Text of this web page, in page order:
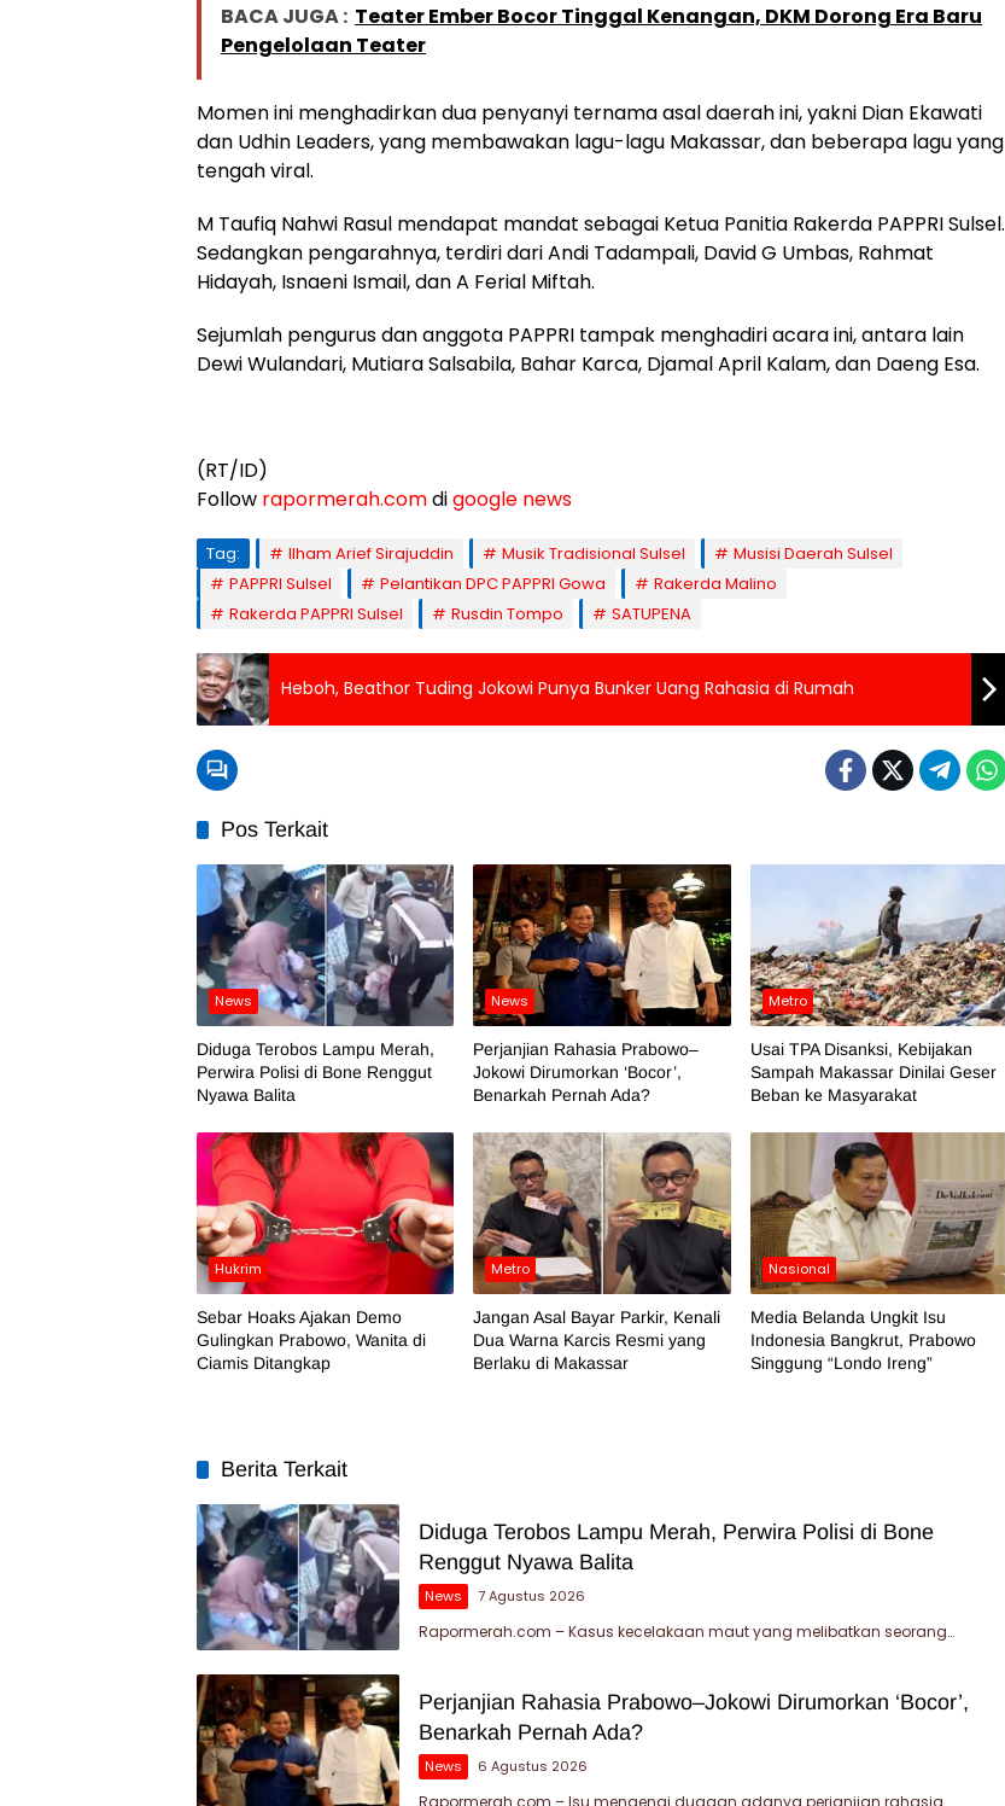
BACA JUGA : Teater Ember Bocor Tinggal Kenangan, DKM Dorong Era Baru
Pengelolaan Teater
Momen ini menghadirkan dua penyanyi ternama asal daerah ini, yakni Dian Ekawati
dan Udhin Leaders, yang membawakan lagu-lagu Makassar, dan beberapa lagu yang
tengah viral.
M Taufiq Nahwi Rasul mendapat mandat sebagai Ketua Panitia Rakerda PAPPRI Sulsel.
Sedangkan pengarahnya, terdiri dari Andi Tadampali, David G Umbas, Rahmat
Hidayah, Isnaeni Ismail, dan A Ferial Miftah.
Sejumlah pengurus dan anggota PAPPRI tampak menghadiri acara ini, antara lain
Dewi Wulandari, Mutiara Salsabila, Bahar Karca, Djamal April Kalam, dan Daeng Esa.
(RT/ID)
Follow rapormerah.comdigoogle news
Tag: Ilham Arief Sirajuddin Musik Tradisional Sulsel
Musisi Daerah Sulsel
PAPPRI Sulsel
Pelantikan DPC PAPPRI Gowa
Rakerda Malino
Rakerda PAPPRI Sulsel
Rusdin Tompo SATUPENA
Heboh, Beathor Tuding Jokowi Punya Bunker Uang Rahasia di Rumah
Pos Terkait
News
Diduga Terobos Lampu Merah,
Perwira Polisi di Bone Renggut
Nyawa Balita
News
Perjanjian Rahasia Prabowo–
Jokowi Dirumorkan ‘Bocor’,
Benarkah Pernah Ada?
Metro
Usai TPA Disanksi, Kebijakan
Sampah Makassar Dinilai Geser
Beban ke Masyarakat
Hukrim
Sebar Hoaks Ajakan Demo
Gulingkan Prabowo, Wanita di
Ciamis Ditangkap
Metro
Jangan Asal Bayar Parkir, Kenali
Dua Warna Karcis Resmi yang
Berlaku di Makassar
Nasional
Media Belanda Ungkit Isu
Indonesia Bangkrut, Prabowo
Singgung “Londo Ireng”
Berita Terkait
Diduga Terobos Lampu Merah, Perwira Polisi di Bone
Renggut Nyawa Balita
News 7 Agustus 2026
Rapormerah.com – Kasus kecelakaan maut yang melibatkan seorang…
Perjanjian Rahasia Prabowo–Jokowi Dirumorkan ‘Bocor’,
Benarkah Pernah Ada?
News 6 Agustus 2026